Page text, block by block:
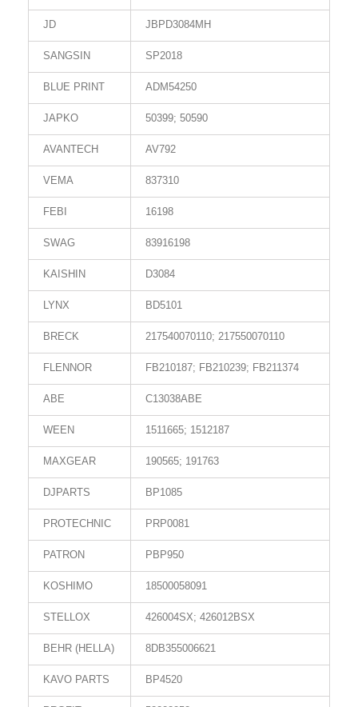
JD JBPD3084MH
SANGSIN SP2018
BLUE PRINT ADM54250
JAPKO 50399; 50590
AVANTECH AV792
VEMA 837310
FEBI 16198
SWAG 83916198
KAISHIN D3084
LYNX BD5101
BRECK 217540070110; 217550070110
FLENNOR FB210187; FB210239; FB211374
ABE C13038ABE
WEEN 1511665; 1512187
MAXGEAR 190565; 191763
DJPARTS BP1085
PROTECHNIC PRP0081
PATRON PBP950
KOSHIMO 18500058091
STELLOX 426004SX; 426012BSX
BEHR (HELLA) 8DB355006621
KAVO PARTS BP4520